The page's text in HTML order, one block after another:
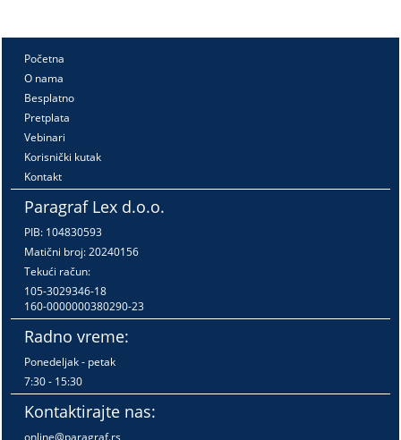
Početna
O nama
Besplatno
Pretplata
Vebinari
Korisnički kutak
Kontakt
Paragraf Lex d.o.o.
PIB: 104830593
Matični broj: 20240156
Tekući račun:
105-3029346-18
160-0000000380290-23
Radno vreme:
Ponedeljak - petak
7:30 - 15:30
Kontaktirajte nas:
online@paragraf.rs